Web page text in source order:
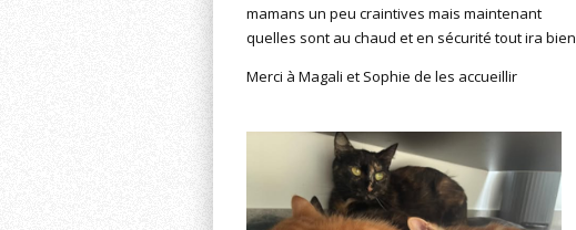
mamans un peu craintives mais maintenant
quelles sont au chaud et en sécurité tout ira bien
Merci à Magali et Sophie de les accueillir